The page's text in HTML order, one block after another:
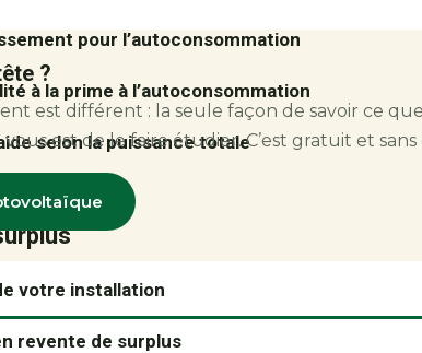
pour l’autoconsommation
à la prime à l’autoconsommation
selon la puissance totale
votre installation
revente de surplus
?
est différent : la seule façon de savoir ce
est de le faire étudier. C’est gratuit et